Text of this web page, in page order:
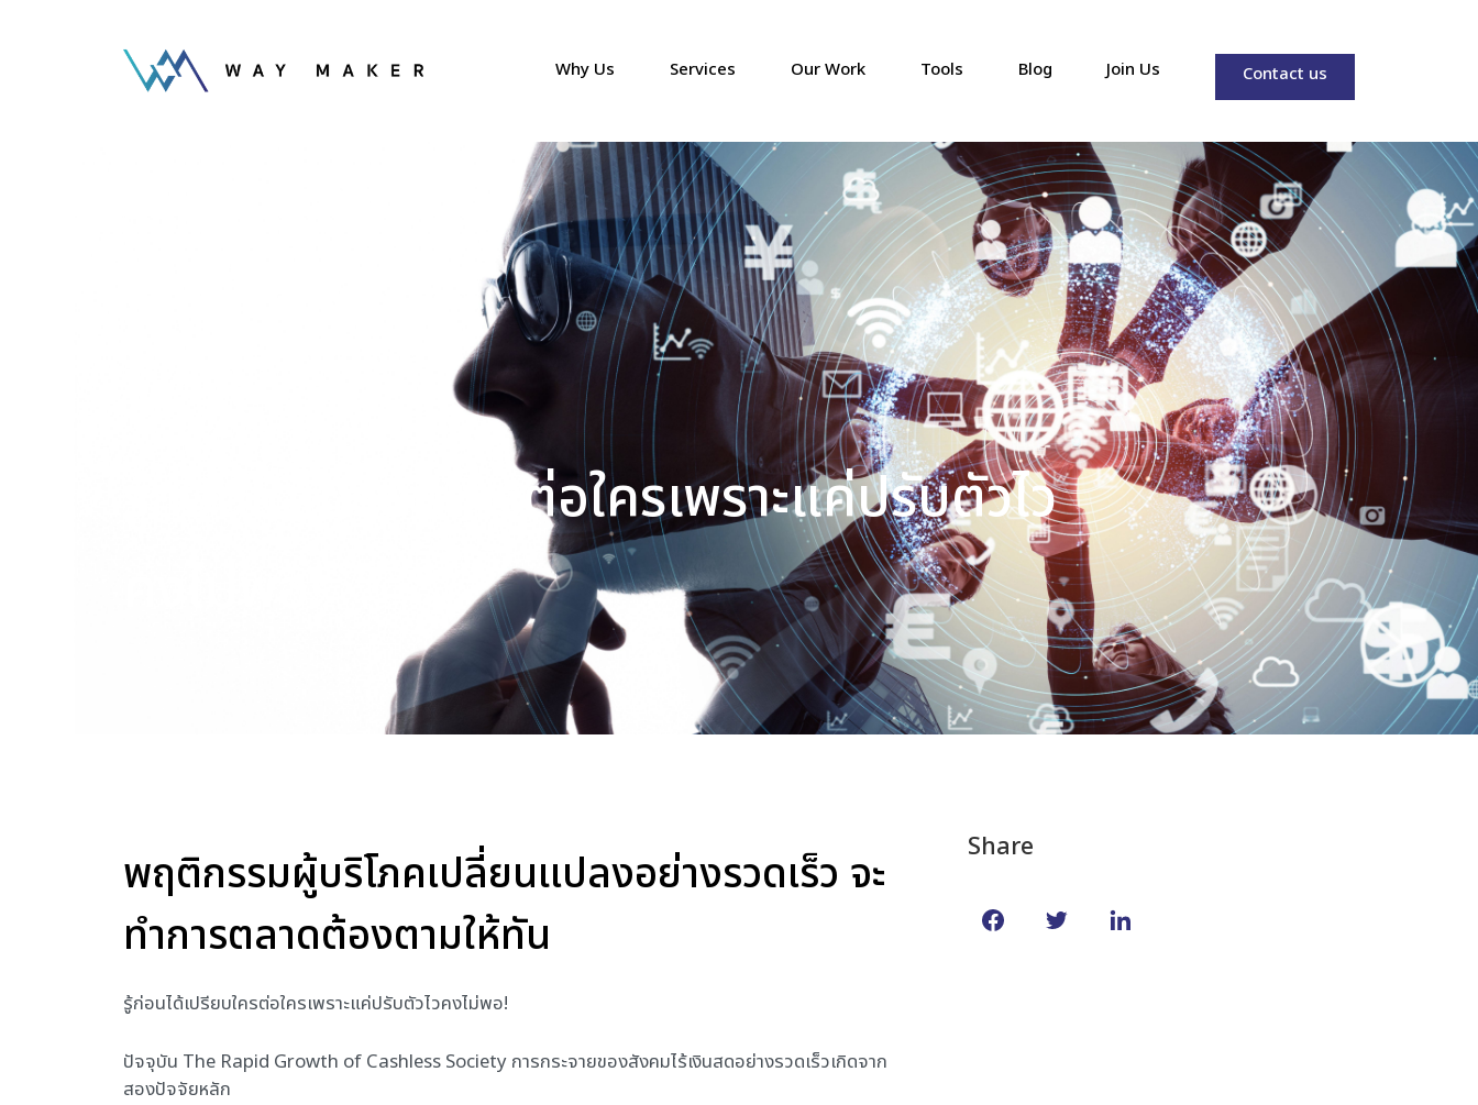
Why Us Services Our Work Tools Blog Join Us Contact us
รู้ก่อนได้เปรียบใครต่อใครเพราะแค่ปรับตัวไว
พฤติกรรมผู้บริโภคเปลี่ยนแปลงอย่างรวดเร็ว จะ
ทำการตลาดต้องตามให้ทัน
รู้ก่อนได้เปรียบใครต่อใครเพราะแค่ปรับตัวไวคงไม่พอ!
ปัจจุบัน The Rapid Growth of Cashless Society การกระจายของสังคมไร้เงินสดอย่างรวดเร็วเกิดจาก
สองปัจจัยหลัก
Share